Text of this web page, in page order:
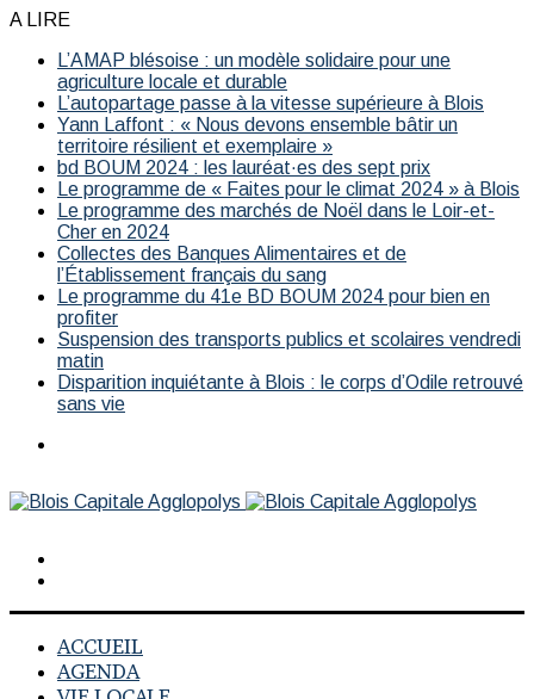
A LIRE
L’AMAP blésoise : un modèle solidaire pour une
agriculture locale et durable
L’autopartage passe à la vitesse supérieure à Blois
Yann Laffont : « Nous devons ensemble bâtir un
territoire résilient et exemplaire »
bd BOUM 2024 : les lauréat·es des sept prix
Le programme de « Faites pour le climat 2024 » à Blois
Le programme des marchés de Noël dans le Loir-et-
Cher en 2024
Collectes des Banques Alimentaires et de
l’Établissement français du sang
Le programme du 41e BD BOUM 2024 pour bien en
profiter
Suspension des transports publics et scolaires vendredi
matin
Disparition inquiétante à Blois : le corps d’Odile retrouvé
sans vie
ACCUEIL
AGENDA